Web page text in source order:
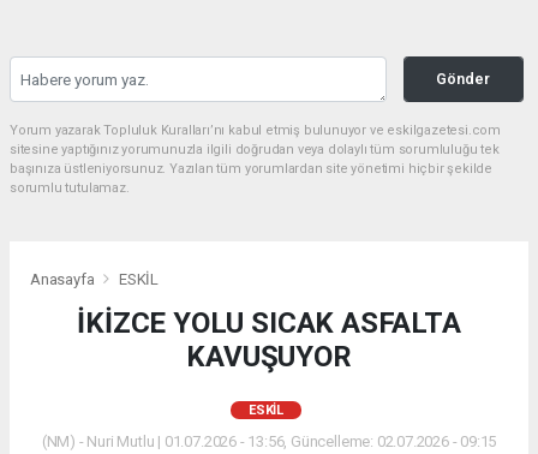
Gönder
Yorum yazarak Topluluk Kuralları’nı kabul etmiş bulunuyor ve eskilgazetesi.com
sitesine yaptığınız yorumunuzla ilgili doğrudan veya dolaylı tüm sorumluluğu tek
başınıza üstleniyorsunuz. Yazılan tüm yorumlardan site yönetimi hiçbir şekilde
sorumlu tutulamaz.
Anasayfa ESKİL
İKİZCE YOLU SICAK ASFALTA
KAVUŞUYOR
ESKİL
(NM) - Nuri Mutlu | 01.07.2026 - 13:56, Güncelleme: 02.07.2026 - 09:15